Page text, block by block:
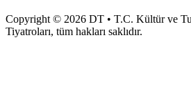
Copyright © 2026 DT • T.C. Kültür ve
Tiyatroları, tüm hakları saklıdır.